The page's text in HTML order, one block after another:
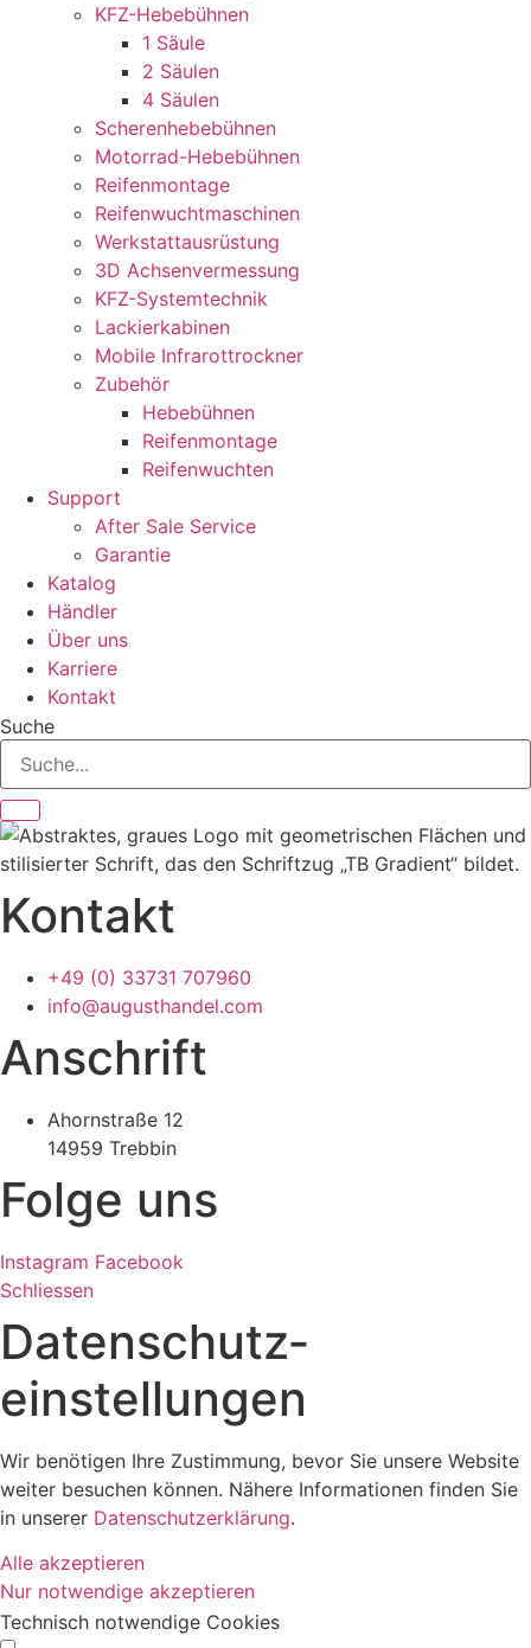
KFZ-Hebebühnen
1 Säule
2 Säulen
4 Säulen
Scherenhebebühnen
Motorrad-Hebebühnen
Reifenmontage
Reifenwuchtmaschinen
Werkstattausrüstung
3D Achsenvermessung
KFZ-Systemtechnik
Lackierkabinen
Mobile Infrarottrockner
Zubehör
Hebebühnen
Reifenmontage
Reifenwuchten
Support
After Sale Service
Garantie
Katalog
Händler
Über uns
Karriere
Kontakt
Suche
Kontakt
+49 (0) 33731 707960
info@augusthandel.com
Anschrift
Ahornstraße 12
14959 Trebbin
Folge uns
Instagram Facebook
Schliessen
Datenschutz­
einstellungen
Wir benötigen Ihre Zustimmung, bevor Sie unsere Website
weiter besuchen können. Nähere Informationen finden Sie
in unserer Datenschutzerklärung.
Alle akzeptieren
Nur notwendige akzeptieren
Technisch notwendige Cookies